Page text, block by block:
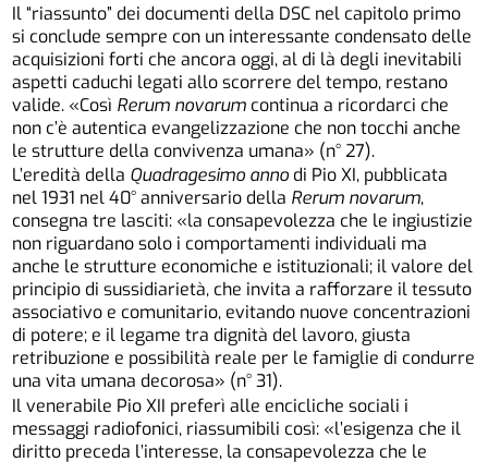
Il “riassunto” dei documenti della DSC nel capitolo primo
si conclude sempre con un interessante condensato delle
acquisizioni forti che ancora oggi, al di là degli inevitabili
aspetti caduchi legati allo scorrere del tempo, restano
valide. «Così Rerum novarum continua a ricordarci che
non c’è autentica evangelizzazione che non tocchi anche
le strutture della convivenza umana» (n° 27).
L’eredità della Quadragesimo anno di Pio XI, pubblicata
nel 1931 nel 40° anniversario della Rerum novarum,
consegna tre lasciti: «la consapevolezza che le ingiustizie
non riguardano solo i comportamenti individuali ma
anche le strutture economiche e istituzionali; il valore del
principio di sussidiarietà, che invita a rafforzare il tessuto
associativo e comunitario, evitando nuove concentrazioni
di potere; e il legame tra dignità del lavoro, giusta
retribuzione e possibilità reale per le famiglie di condurre
una vita umana decorosa» (n° 31).
Il venerabile Pio XII preferì alle encicliche sociali i
messaggi radiofonici, riassumibili così: «l’esigenza che il
diritto preceda l’interesse, la consapevolezza che le